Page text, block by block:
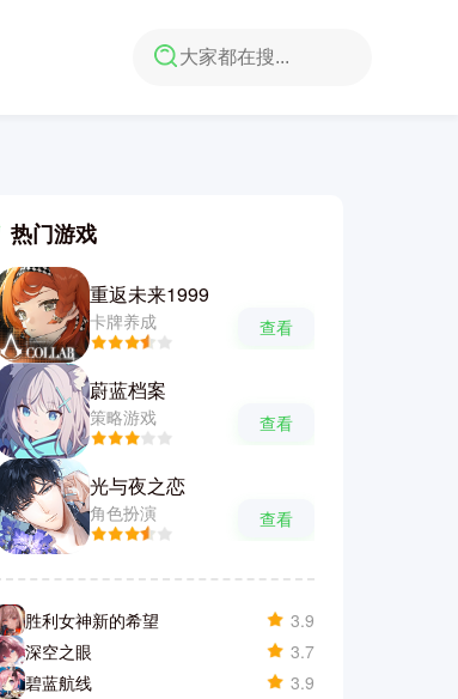
热门游戏
重返未来1999
卡牌养成 查看
蔚蓝档案
策略游戏 查看
光与夜之恋
角色扮演 查看
胜利女神新的希望
3.9
深空之眼
3.7
碧蓝航线
3.9